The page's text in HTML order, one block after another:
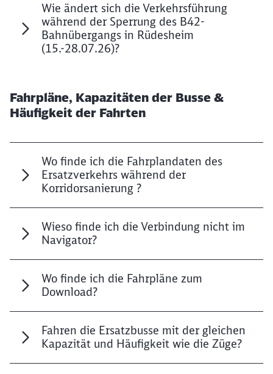
Wie ändert sich die Verkehrsführung
während der Sperrung des B42-
Bahnübergangs in Rüdesheim
(15.-28.07.26)?
Fahrpläne, Kapazitäten der Busse &
Häufigkeit der Fahrten
Wo finde ich die Fahrplandaten des
Ersatzverkehrs während der
Korridorsanierung ?
Wieso finde ich die Verbindung nicht im
Navigator?
Wo finde ich die Fahrpläne zum
Download?
Fahren die Ersatzbusse mit der gleichen
Kapazität und Häufigkeit wie die Züge?